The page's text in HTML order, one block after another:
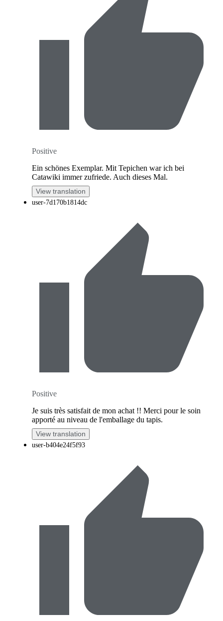
Positive
Ein schönes Exemplar. Mit Tepichen war ich bei
Catawiki immer zufriede. Auch dieses Mal.
View translation
user-7d170b1814dc
Positive
Je suis très satisfait de mon achat !! Merci pour le soin
apporté au niveau de l'emballage du tapis.
View translation
user-b404e24f5f93